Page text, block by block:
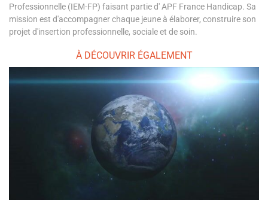
Professionnelle (IEM-FP) faisant partie d' APF France Handicap. Sa
mission est d'accompagner chaque jeune à élaborer, construire son
projet d'insertion professionnelle, sociale et de soin.
À DÉCOUVRIR ÉGALEMENT